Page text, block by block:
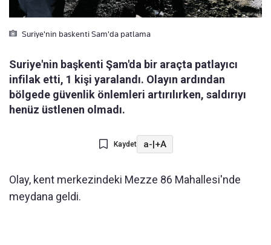
Suriye'nin baskenti Sam'da patlama
Suriye'nin başkenti Şam'da bir araçta patlayıcı
infilak etti, 1 kişi yaralandı. Olayın ardından
bölgede güvenlik önlemleri artırılırken, saldırıyı
henüz üstlenen olmadı.
Kaydet a-|+A
Olay, kent merkezindeki Mezze 86 Mahallesi'nde
meydana geldi.